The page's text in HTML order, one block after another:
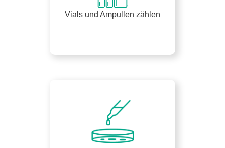
Vials und Ampullen zählen